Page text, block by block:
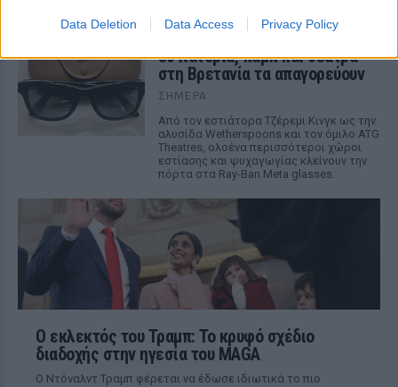
Data Deletion Data Access Privacy Policy
Meta έξυπνα γυαλιά: Γιατί
εστιατόρια, παμπ και θέατρα
στη Βρετανία τα απαγορεύουν
ΣΉΜΕΡΑ
Από τον εστιάτορα Τζέρεμι Κινγκ ως την
αλυσίδα Wetherspoons και τον όμιλο ATG
Theatres, ολοένα περισσότεροι χώροι
εστίασης και ψυχαγωγίας κλείνουν την
πόρτα στα Ray-Ban Meta glasses.
Ο εκλεκτός του Τραμπ: Το κρυφό σχέδιο
διαδοχής στην ηγεσία του MAGA
Ο Ντόναλντ Τραμπ φέρεται να έδωσε ιδιωτικά το πιο